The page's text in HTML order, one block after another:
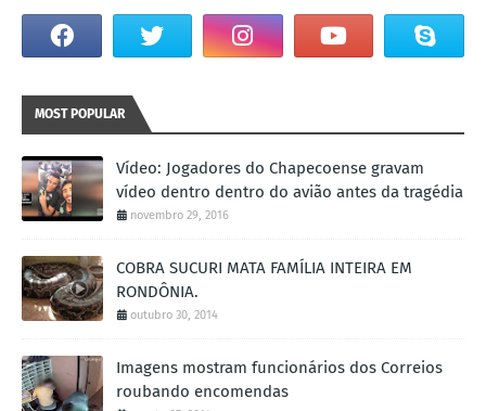
MOST POPULAR
Vídeo: Jogadores do Chapecoense gravam
vídeo dentro dentro do avião antes da tragédia
novembro 29, 2016
COBRA SUCURI MATA FAMÍLIA INTEIRA EM
RONDÔNIA.
outubro 30, 2014
Imagens mostram funcionários dos Correios
roubando encomendas